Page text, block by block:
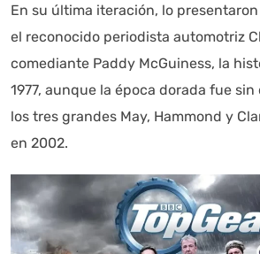
En su última iteración, lo
el reconocido periodista automotriz
comediante Paddy McGuiness, la
1977, aunque la época dorada fue
los tres grandes May, Hammond y
en 2002.